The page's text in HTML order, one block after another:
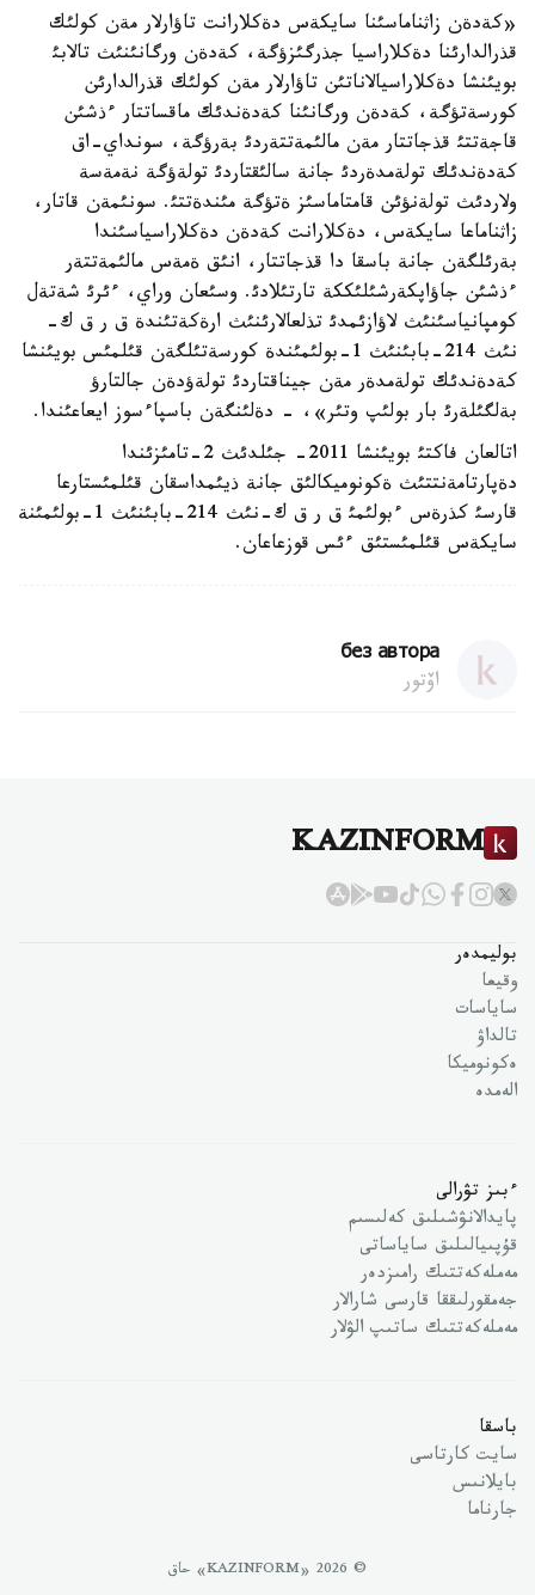
«كةدةن زاثناماسئنا سايكةس دةكلارانت تاؤارلار مةن كولئك
قذرالدارئنا دةكلاراسيا جذرگئزؤگة، كةدةن ورگانئنئث تالابئ
بويئنشا دةكلاراسيالاناتئن تاؤارلار مةن كولئك قذرالدارئن
كورسةتؤگة، كةدةن ورگانئنا كةدةندئك ماقساتتار ءذشئن
قاجةتتئ قذجاتتار مةن مالئمةتتةردئ بةرؤگة، سونداي-اق
كةدةندئك تولةمدةردئ جانة سالئقتاردئ تولةؤگة نةمةسة
ولاردئث تولةنؤئن قامتاماسئز ةتؤگة مئندةتتئ. سونئمةن قاتار،
زاثناماعا سايكةس، دةكلارانت كةدةن دةكلاراسياسئندا
بةرئلگةن جانة باسقا دا قذجاتتار، انئق ةمةس مالئمةتتةر
ءذشئن جاؤاپكةرشئلئككة تارتئلادئ. وسئعان وراي، ءئرئ شةتةل
كومپانياسئنئث لاؤازئمدئ تذلعالارئنئث ارةكةتئندة ق ر ق ك-
نئث 214-بابئنئث 1-بولئمئندة كورسةتئلگةن قئلمئس بويئنشا
كةدةندئك تولةمدةر مةن جيناقتاردئ تولةؤدةن جالتارؤ
بةلگئلةرئ بار بولئپ وتئر»، - دةلئنگةن باسپاءسوز ايعاعئندا.
اتالعان فاكتئ بويئنشا 2011- جئلدئث 2-تامئزئندا
دةپارتامةنتتئث ةكونوميكالئق جانة ذيئمداسقان قئلمئستارعا
قارسئ كذرةس ءبولئمئ ق ر ق ك-نئث 214-بابئنئث 1-بولئمئنة
سايكةس قئلمئستئق ءئس قوزعاعان.
без автора
اۆتور
KAZINFORM
بوليمدەر
وقيعا
ساياسات
تالداۋ
ەكونوميكا
الەمدە
ءبىز تۋرالى
پايدالانۋشىلىق كەلىسىم
قۇپىيالىلىق ساياساتى
مەملەكەتتىك رامىزدەر
جەمقورلىققا قارسى شارالار
مەملەكەتتىك ساتىپ الۋلار
باسقا
سايت كارتاسى
بايلانىس
جارناما
© 2026 «KAZINFORM» حاق